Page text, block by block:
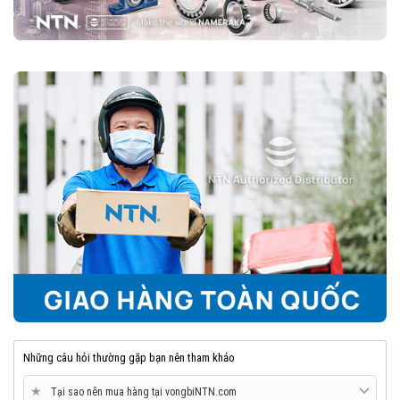
Những câu hỏi thường gặp bạn nên tham khảo
★ Tại sao nên mua hàng tại vongbiNTN.com